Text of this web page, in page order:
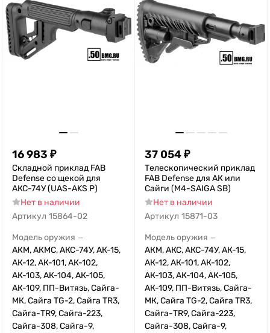
16 983 ₽
Складной приклад FAB
Defense со щекой для
АКС-74У (UAS-AKS P)
Нет в наличии
Артикул 15864-02
Модель оружия —
АКМ, АКМС, АКС-74У, АК-15,
АК-12, АК-101, АК-102,
АК-103, АК-104, АК-105,
АК-109, ПП-Витязь, Сайга-
МК, Сайга TG-2, Сайга TR3,
Сайга-TR9, Сайга-223,
Сайга-308, Сайга-9,
37 054₽
Телескопический приклад
FAB Defense для АК или
Сайги (M4-SAIGA SB)
Нет в наличии
Артикул 15871-03
Модель оружия —
АКМ, АКС, АКС-74У, АК-15,
АК-12, АК-101, АК-102,
АК-103, АК-104, АК-105,
АК-109, ПП-Витязь, Сайга-
МК, Сайга TG-2, Сайга TR3,
Сайга-TR9, Сайга-223,
Сайга-308, Сайга-9,